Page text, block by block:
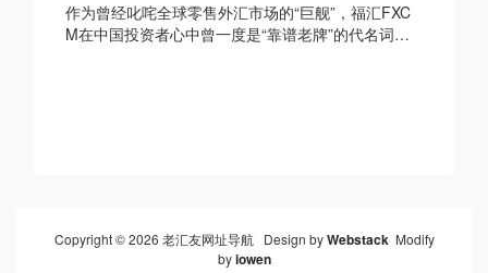
作为曾经叱咤全球零售外汇市场的“巨舰”，福汇FXC
M在中国投资者心中曾一度是“靠谱老牌”的代名词。
Copyright © 2026 老汇友网址导航 Design byWebstack Modify
byiowen